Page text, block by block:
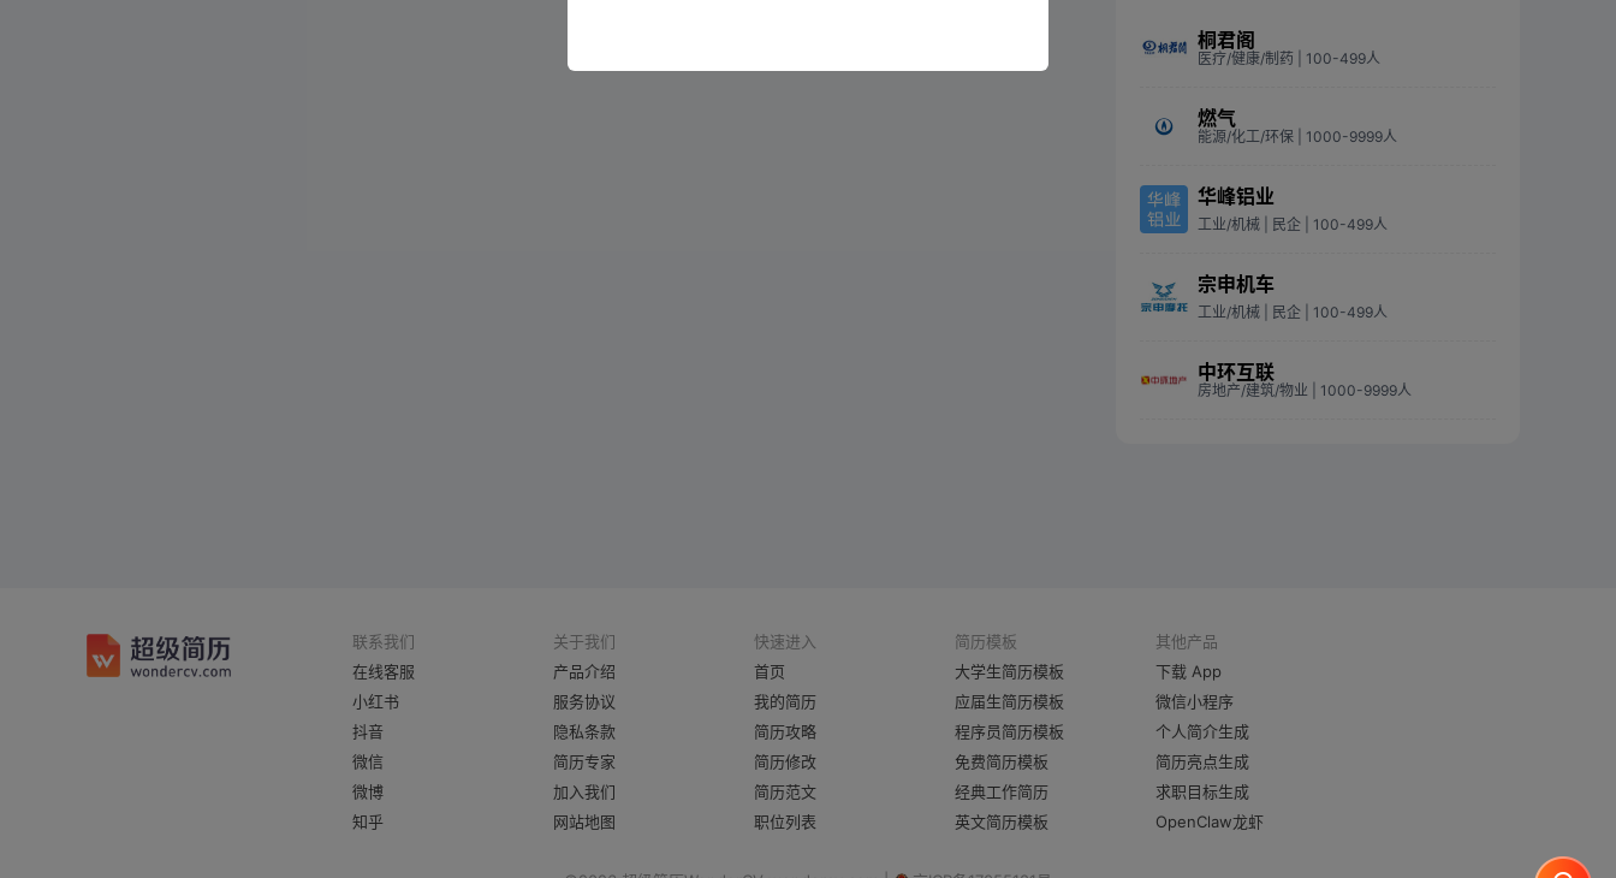
桐君阁
医疗/健康/制药 | 100-499人
燃气
能源/化工/环保 | 1000-9999人
华峰铝业
工业/机械 | 民企 | 100-499人
宗申机车
工业/机械 | 民企 | 100-499人
中环互联
房地产/建筑/物业 | 1000-9999人
联系我们
在线客服
小红书
抖音
微信
微博
知乎
关于我们
产品介绍
服务协议
隐私条款
简历专家
加入我们
网站地图
快速进入
首页
我的简历
简历攻略
简历修改
简历范文
职位列表
简历模板
大学生简历模板
应届生简历模板
程序员简历模板
免费简历模板
经典工作简历
英文简历模板
其他产品
下载 App
微信小程序
个人简介生成
简历亮点生成
求职目标生成
OpenClaw龙虾